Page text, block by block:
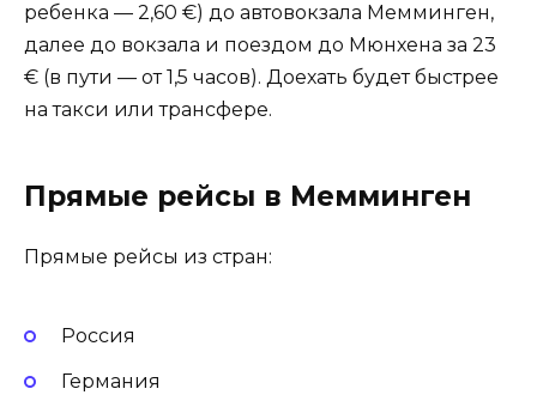
ребенка — 2,60 €) до автовокзала Мемминген,
далее до вокзала и поездом до Мюнхена за 23
€ (в пути — от 1,5 часов). Доехать будет быстрее
на такси или трансфере.
Прямые рейсы в Мемминген
Прямые рейсы из стран:
Россия
Германия